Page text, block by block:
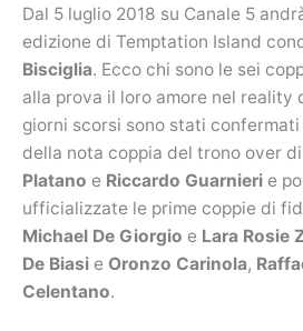
Dal 5 luglio 2018 su Canale 5
edizione di Temptation Island
Bisciglia. Ecco chi sono le sei
alla prova il loro amore nel reality
giorni scorsi sono stati
della nota coppia del trono over
Platano e Riccardo Guarnieri e
ufficializzate le prime coppie di
Michael De Giorgio e Lara Rosie
De Biasi e Oronzo Carinola,
Celentano.